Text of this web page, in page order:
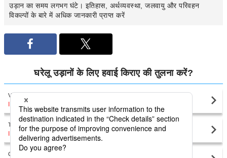
उड़ान का समय लगभग घंटे। इतिहास, अर्थव्यवस्था, जलवायु और परिवहन
विकल्पों के बारे में अधिक जानकारी प्राप्त करें
घरेलू उड़ानों के लिए हवाई किराए की तुलना करें?
Vancouver
INR38,612
Toronto Quebec City(YQB)
INR45,902 〜
Calgary Quebec City(YQB)